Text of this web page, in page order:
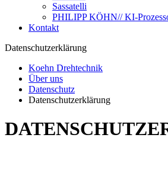
Sassatelli
PHILIPP KÖHN// KI-
Kontakt
Datenschutzerklärung
Koehn Drehtechnik
Über uns
Datenschutz
Datenschutzerklärung